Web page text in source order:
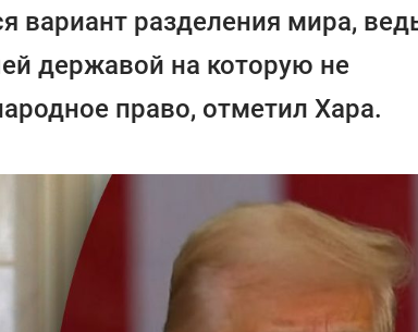
вариант разделения мира,
державой на которую не
право, отметил Хара.